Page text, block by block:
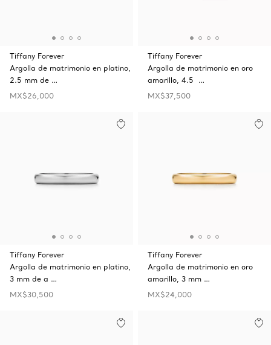
Tiffany Forever
Argolla de matrimonio en platino,
2.5 mm de …
MX$26,000
Tiffany Forever
Argolla de matrimonio en oro
amarillo, 4.5 …
MX$37,500
Tiffany Forever
Argolla de matrimonio en platino,
3 mm de a …
MX$30,500
Tiffany Forever
Argolla de matrimonio en oro
amarillo, 3 mm …
MX$24,000